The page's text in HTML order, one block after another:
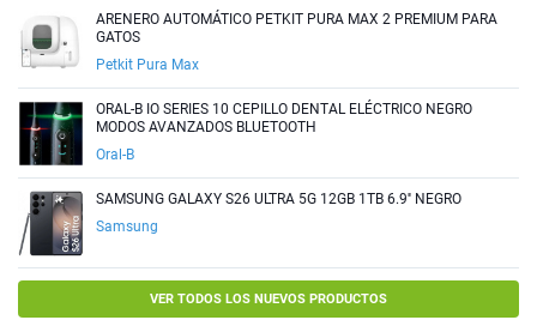
ARENERO AUTOMÁTICO PETKIT PURA MAX 2 PREMIUM PARA
GATOS
Petkit Pura Max
ORAL-B IO SERIES 10 CEPILLO DENTAL ELÉCTRICO NEGRO
MODOS AVANZADOS BLUETOOTH
Oral-B
SAMSUNG GALAXY S26 ULTRA 5G 12GB 1TB 6.9'' NEGRO
Samsung
VER TODOS LOS NUEVOS PRODUCTOS